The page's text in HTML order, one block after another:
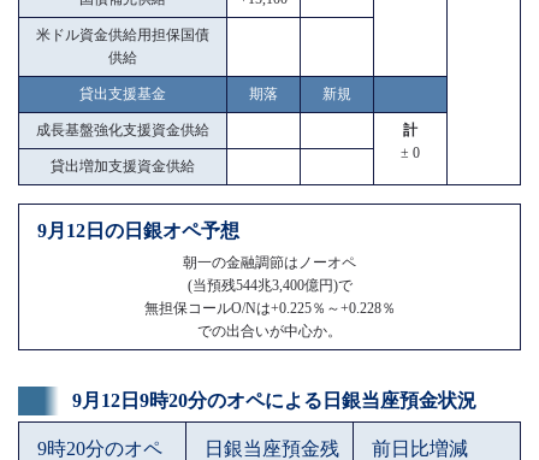
米ドル資金供給用担保国債
供給
貸出支援基金 期落 新規
成長基盤強化支援資金供給
計
± 0
貸出増加支援資金供給
9月12日の日銀オペ予想
朝一の金融調節はノーオペ
(当預残544兆3,400億円)で
無担保コールO/Nは+0.225％～+0.228％
での出合いが中心か。
9月12日9時20分のオペによる日銀当座預金状況
9時20分のオペ
日銀当座預金残
前日比増減